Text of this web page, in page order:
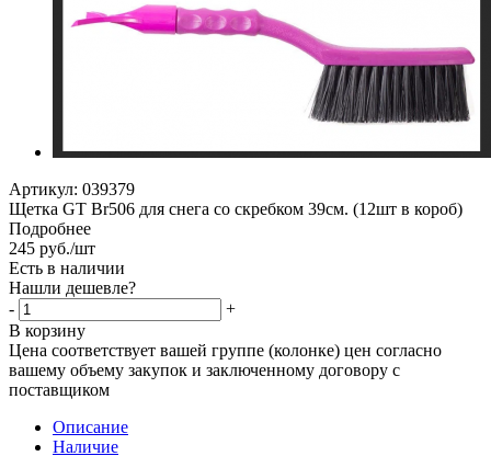
Артикул: 039379
Щетка GT Br506 для снега со скребком 39см. (12шт в короб)
Подробнее
245 руб./шт
Есть в наличии
Нашли дешевле?
-
+
В корзину
Цена соответствует вашей группе (колонке) цен согласно
вашему объему закупок и заключенному договору с
поставщиком
Описание
Наличие